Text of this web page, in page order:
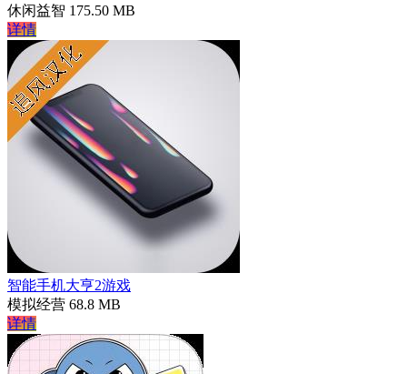
休闲益智 175.50 MB
详情
智能手机大亨2游戏
模拟经营 68.8 MB
详情